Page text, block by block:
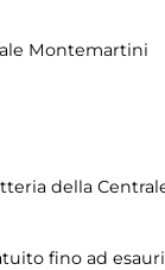
Montemartini
della
fino ad